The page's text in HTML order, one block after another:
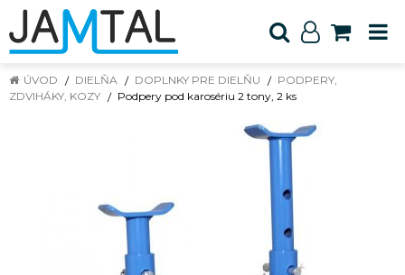
ÚVOD DIELŇA DOPLNKY PRE DIELŇU
PODPERY,
ZDVIHÁKY, KOZY
Podpery pod karosériu 2 tony, 2 ks